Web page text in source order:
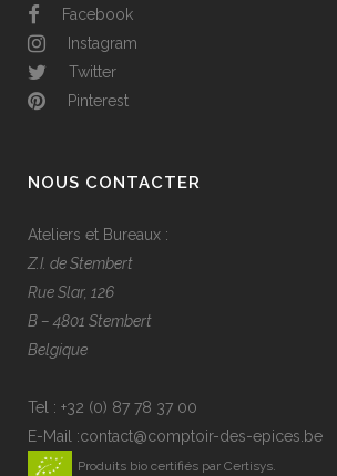
Facebook
Instagram
Twitter
Pinterest
NOUS CONTACTER
Ateliers et Bureaux :
Z.I. de Stembert
Rue Slar, 126
B – 4801 Stembert
Belgique
Tel : +32 (0) 87 78 37 00
E-Mail :contact@comptoir-des-epices.be
Produits bio certifiés par Certisys.